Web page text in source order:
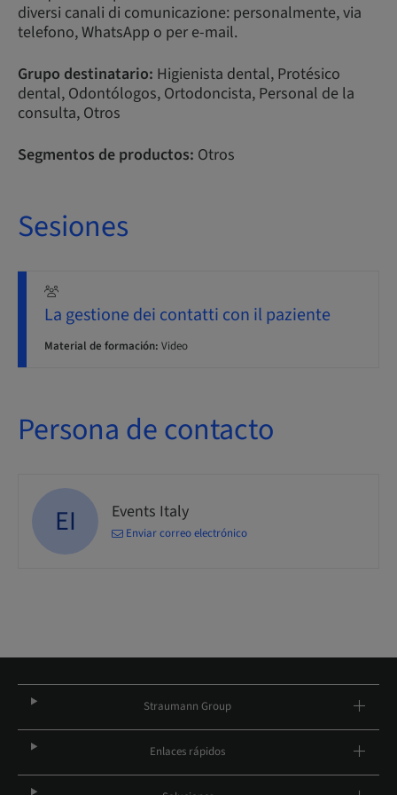
diversi canali di comunicazione: personalmente, via
telefono, WhatsApp o per e-mail.
Grupo destinatario: Higienista dental, Protésico
dental, Odontólogos, Ortodoncista, Personal de la
consulta, Otros
Segmentos de productos: Otros
Sesiones
La gestione dei contatti con il paziente
Material de formación: Video
Persona de contacto
EI Events Italy
Enviar correo electrónico
Straumann Group
Enlaces rápidos